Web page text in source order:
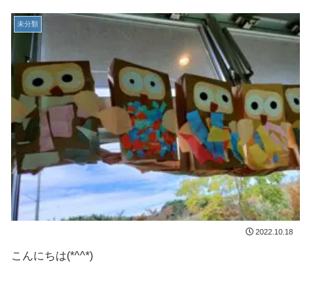
未分類
2022.10.18
こんにちは(*^^*)